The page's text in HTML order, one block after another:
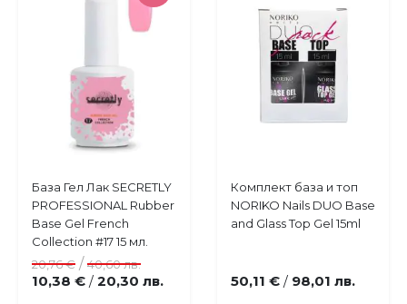
Добави
в
любими
Купи
База Гел Лак SECRETLY
PROFESSIONAL Rubber
Base Gel French
Collection #17 15 мл.
10,38 € / 20,30 лв.
20,76 € / 40,60 лв.
Добави
в
любими
Купи
Комплект база и топ
NORIKO Nails DUO Base
and Glass Top Gel 15ml
50,11 € / 98,01 лв.